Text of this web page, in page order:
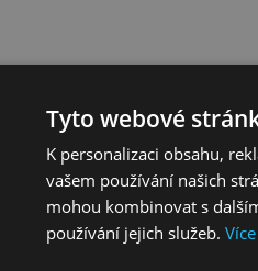
Tyto webové
K personalizaci obsahu,
vašem používání našich
mohou kombinovat s
používání jejich služeb.